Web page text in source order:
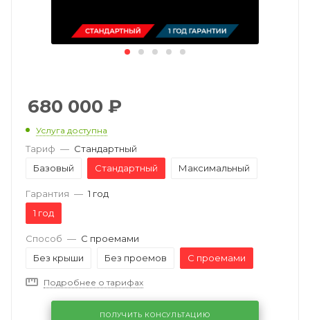
680 000 ₽
Услуга доступна
Тариф — Стандартный
Базовый
Стандартный Максимальный
Гарантия — 1 год
1 год
Способ — С проемами
Без крыши
Без проемов С проемами
Подробнее о тарифах
ПОЛУЧИТЬ КОНСУЛЬТАЦИЮ